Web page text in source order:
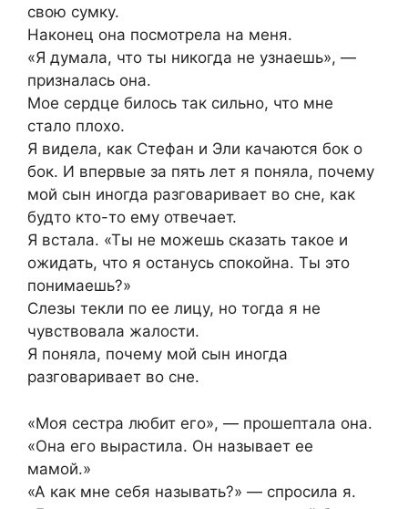
свою сумку.
Наконец она посмотрела на меня.
«Я думала, что ты никогда не узнаешь», —
призналась она.
Мое сердце билось так сильно, что мне
стало плохо.
Я видела, как Стефан и Эли качаются бок о
бок. И впервые за пять лет я поняла, почему
мой сын иногда разговаривает во сне, как
будто кто-то ему отвечает.
Я встала. «Ты не можешь сказать такое и
ожидать, что я останусь спокойна. Ты это
понимаешь?»
Слезы текли по ее лицу, но тогда я не
чувствовала жалости.
Я поняла, почему мой сын иногда
разговаривает во сне.
«Моя сестра любит его», — прошептала она.
«Она его вырастила. Он называет ее
мамой.»
«А как мне себя называть?» — спросила я.